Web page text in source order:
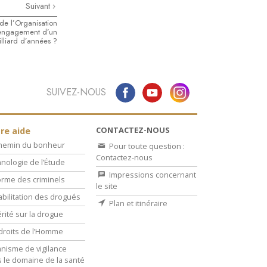
Suivant
l’Organisation
d’un
d’années ?
SUIVEZ-NOUS
aide
du bonheur
de l’Étude
des criminels
des drogués
sur la drogue
de l’Homme
de vigilance
le domaine de la santé
CONTACTEZ-NOUS
Pour toute question :
Contactez-nous
Impressions concernant
le site
Plan et itinéraire